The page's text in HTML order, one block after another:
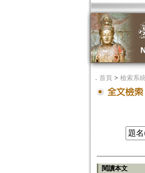
． 首頁> 檢索系
閱讀本文